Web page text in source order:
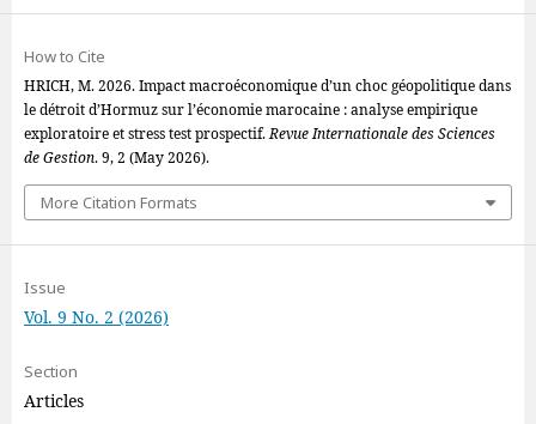
How to Cite
HRICH, M. 2026. Impact macroéconomique d’un choc géopolitique dans
le détroit d’Hormuz sur l’économie marocaine : analyse empirique
exploratoire et stress test prospectif.Revue Internationale des Sciences
de Gestion. 9, 2 (May 2026).
More Citation Formats
Issue
Vol. 9 No. 2 (2026)
Section
Articles